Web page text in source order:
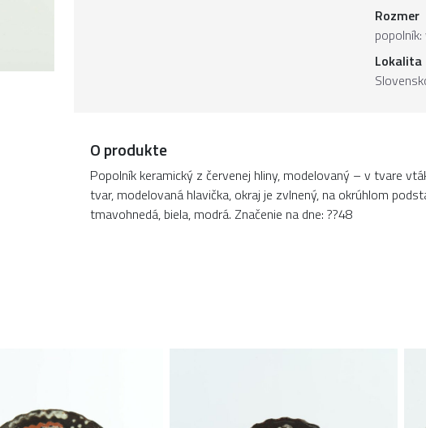
Rozmer
Lokalita
O produkte
Popolník keramický z červenej hliny, modelovaný – v tvare
tvar, modelovaná hlavička, okraj je zvlnený, na okrúhlom
tmavohnedá, biela, modrá. Značenie na dne: ??48